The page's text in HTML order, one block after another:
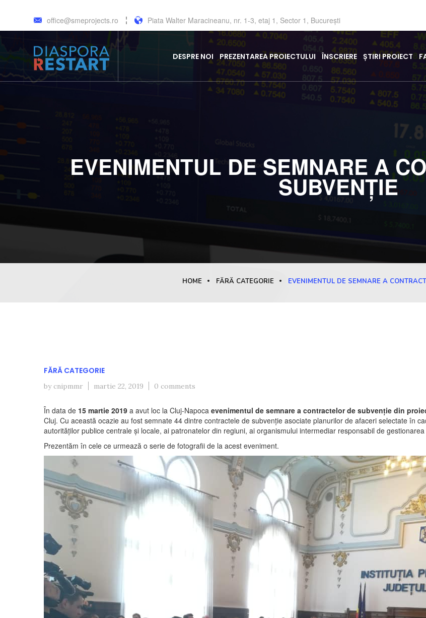
office@smeprojects.ro Piata Walter Maracineanu, nr. 1-3, etaj 1, Sector 1, București
DESPRE NOI PREZENTAREA PROIECTULUI ÎNSCRIERE ȘTIRI PROIECT
EVENIMENTUL DE SEMNARE A
SUBVENȚIE
HOME FĂRĂ CATEGORIE EVENIMENTUL DE SEMNARE A
FĂRĂ CATEGORIE
by cnipmmr martie 22, 2019 0 comments
În data de 15 martie 2019 a avut loc la Cluj-Napoca evenimentul de semnare a contractelor de subvenție din
Cluj. Cu această ocazie au fost semnate 44 dintre contractele de subvenție asociate planurilor de afaceri selectate în
autorităților publice centrale și locale, ai patronatelor din regiuni, ai organismului intermediar responsabil de
Prezentăm în cele ce urmează o serie de fotografii de la acest eveniment.